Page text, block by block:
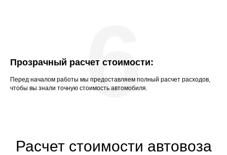
Прозрачный расчет стоимости:
Перед началом работы мы предоставляем полный расчет расходов,
чтобы вы знали точную стоимость автомобиля.
6
Расчет стоимости автовоза